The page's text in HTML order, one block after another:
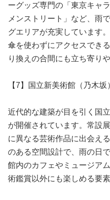
ーグッズ専門の「東京キャ
メンストリート」など、雨
グエリアが充実しています
傘を使わずにアクセスでき
り換えの合間にも立ち寄り
【7】国立新美術館（乃木坂
近代的な建築が目を引く国
が開催されています。常設
に異なる芸術作品に出会え
のある空間設計で、雨の日
館内のカフェやミュージア
術鑑賞以外にも楽しめる要